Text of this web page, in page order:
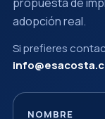
adopción real.
Si prefieres
NOMBRE